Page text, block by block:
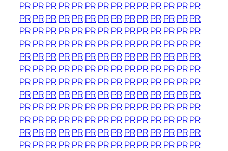
PRPRPRPRPR PRPRPRPRPRPRPR PRPR
PRPRPRPRPR PRPRPRPRPRPRPR PRPR
PRPRPRPRPR PRPRPRPRPRPRPR PRPR
PRPRPRPRPR PRPRPRPRPRPRPR PRPR
PRPRPRPRPR PRPRPRPRPRPRPR PRPR
PRPRPRPRPR PRPRPRPRPRPRPR PRPR
PRPRPRPRPR PRPRPRPRPRPRPR PRPR
PRPRPRPRPR PRPRPRPRPRPRPR PRPR
PRPRPRPRPR PRPRPRPRPRPRPR PRPR
PRPRPRPRPR PRPRPRPRPRPRPR PRPR
PRPRPRPRPR PRPRPRPRPRPRPR PRPR
PRPRPRPRPR PRPRPRPRPRPRPR PRPR